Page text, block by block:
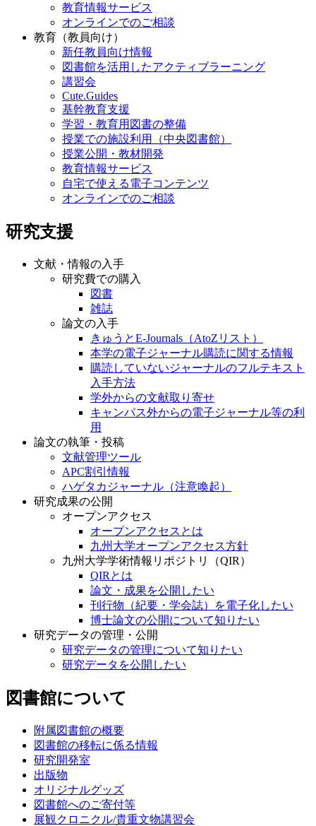
教育情報サービス
オンラインでのご相談
教育（教員向け）
新任教員向け情報
図書館を活用したアクティブラーニング
講習会
Cute.Guides
基幹教育支援
学習・教育用図書の整備
授業での施設利用（中央図書館）
授業公開・教材開発
教育情報サービス
自宅で使える電子コンテンツ
オンラインでのご相談
研究支援
文献・情報の入手
研究費での購入
図書
雑誌
論文の入手
きゅうとE-Journals（AtoZリスト）
本学の電子ジャーナル購読に関する情報
購読していないジャーナルのフルテキスト
入手方法
学外からの文献取り寄せ
キャンパス外からの電子ジャーナル等の利
用
論文の執筆・投稿
文献管理ツール
APC割引情報
ハゲタカジャーナル（注意喚起）
研究成果の公開
オープンアクセス
オープンアクセスとは
九州大学オープンアクセス方針
九州大学学術情報リポジトリ（QIR）
QIRとは
論文・成果を公開したい
刊行物（紀要・学会誌）を電子化したい
博士論文の公開について知りたい
研究データの管理・公開
研究データの管理について知りたい
研究データを公開したい
図書館について
附属図書館の概要
図書館の移転に係る情報
研究開発室
出版物
オリジナルグッズ
図書館へのご寄付等
展観クロニクル/貴重文物講習会